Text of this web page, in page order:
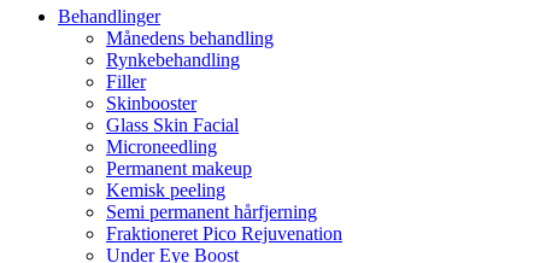
Behandlinger
Månedens behandling
Rynkebehandling
Filler
Skinbooster
Glass Skin Facial
Microneedling
Permanent makeup
Kemisk peeling
Semi permanent hårfjerning
Fraktioneret Pico Rejuvenation
Under Eye Boost